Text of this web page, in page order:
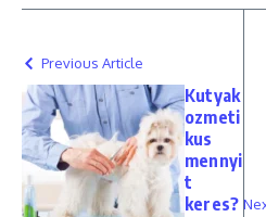
Previous Article
Kutyak
ozmeti
kus
mennyi
t
keres?